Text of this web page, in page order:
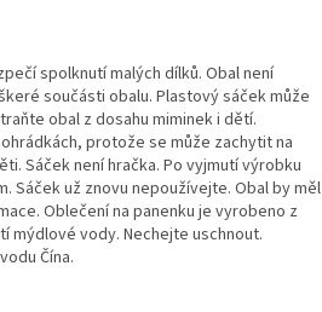
spolknutí malých dílků. Obal není
součásti obalu. Plastový sáček může
obal z dosahu miminek i dětí.
protože se může zachytit na
Sáček není hračka. Po vyjmutí výrobku
Sáček už znovu nepoužívejte. Obal by měl
Oblečení na panenku je vyrobeno z
mýdlové vody. Nechejte uschnout.
Čína.